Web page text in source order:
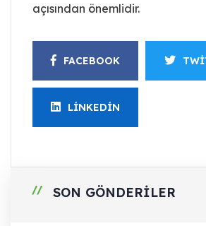
açısından önemlidir.
FACEBOOK
LINKEDIN
SON GÖNDERILER